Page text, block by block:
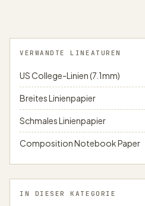
VERWANDTE LINEATUREN
US College-Linien (7.1mm)
Breites Linienpapier
Schmales Linienpapier
Composition Notebook Paper
IN DIESER KATEGORIE